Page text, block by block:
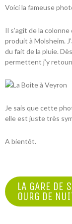
Voici la fameuse
Il s’agit de la
produit à Molsheim.
du fait de la pluie.
permettent j’y
Je sais que cette
elle est juste très
A bientôt.
NAVIGATION
DE
LA GARE DE
OURG DE